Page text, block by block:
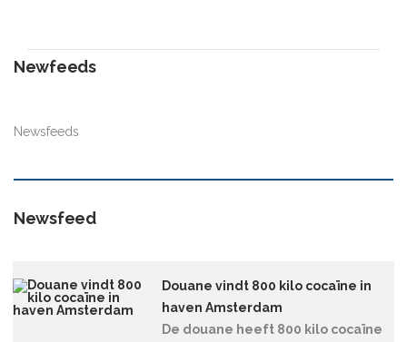
Newfeeds
Newsfeeds
Newsfeed
Douane vindt 800 kilo cocaïne in
haven Amsterdam
De douane heeft 800 kilo cocaïne